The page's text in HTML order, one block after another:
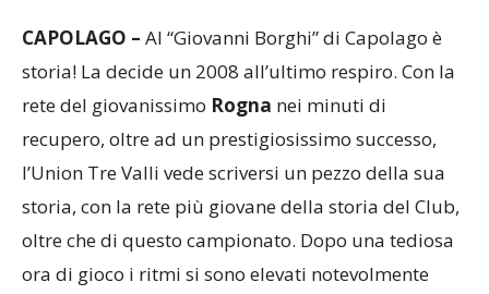
CAPOLAGO – Al “Giovanni Borghi” di Capolago è
storia! La decide un 2008 all’ultimo respiro. Con la
rete del giovanissimo Rogna nei minuti di
recupero, oltre ad un prestigiosissimo successo,
l’Union Tre Valli vede scriversi un pezzo della sua
storia, con la rete più giovane della storia del Club,
oltre che di questo campionato. Dopo una tediosa
ora di gioco i ritmi si sono elevati notevolmente